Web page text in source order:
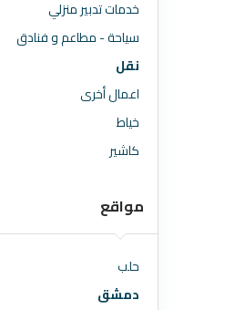
خدمات تدبير منزلي
سياحة - مطاعم و فنادق
نقل
اعمال أخرى
خياط
كاشير
مواقع
حلب
دمشق